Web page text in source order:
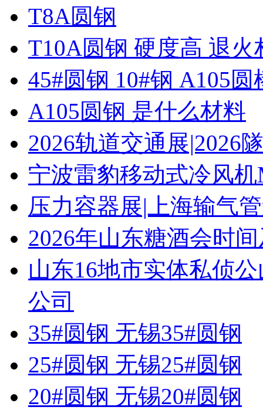
T8A圆钢
T10A圆钢 硬度高 退火
45#圆钢 10#钢 A105圆
A105圆钢 是什么材料
2026轨道交通展|2026
宁波雷豹移动式冷风
压力容器展|上海输气
2026年山东糖酒会时
山东16地市实体私侦
公司
35#圆钢 无锡35#圆钢
25#圆钢 无锡25#圆钢
20#圆钢 无锡20#圆钢